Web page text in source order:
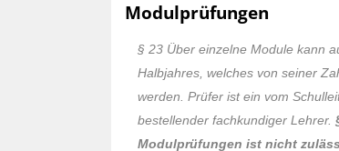
Modulprüfungen
§ 23 Über einzelne Module kann
Halbjahres, welches von seiner
werden. Prüfer ist ein vom
bestellender fachkundiger Lehrer.
Modulprüfungen ist nicht